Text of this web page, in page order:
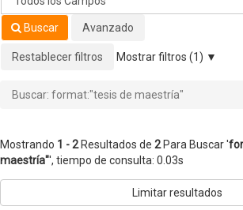
Buscar Avanzado
Restablecer filtros Mostrar filtros (1)
Buscar: format:"tesis de maestría"
Mostrando 1 - 2Resultados de 2Para Buscar '
maestría"', tiempo de consulta: 0.03s
Limitar resultados